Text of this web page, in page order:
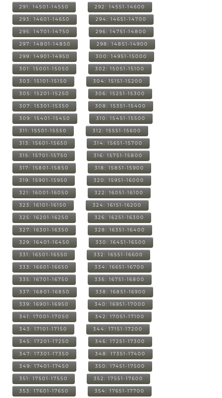
291: 14501-14550 292: 14551-14600
293: 14601-14650 294: 14651-14700
295: 14701-14750 296: 14751-14800
297: 14801-14850 298: 14851-14900
299: 14901-14950 300: 14951-15000
301: 15001-15050 302: 15051-15100
303: 15101-15150 304: 15151-15200
305: 15201-15250 306: 15251-15300
307: 15301-15350 308: 15351-15400
309: 15401-15450 310: 15451-15500
311: 15501-15550 312: 15551-15600
313: 15601-15650 314: 15651-15700
315: 15701-15750 316: 15751-15800
317: 15801-15850 318: 15851-15900
319: 15901-15950 320: 15951-16000
321: 16001-16050 322: 16051-16100
323: 16101-16150 324: 16151-16200
325: 16201-16250 326: 16251-16300
327: 16301-16350 328: 16351-16400
329: 16401-16450 330: 16451-16500
331: 16501-16550 332: 16551-16600
333: 16601-16650 334: 16651-16700
335: 16701-16750 336: 16751-16800
337: 16801-16850 338: 16851-16900
339: 16901-16950 340: 16951-17000
341: 17001-17050 342: 17051-17100
343: 17101-17150 344: 17151-17200
345: 17201-17250 346: 17251-17300
347: 17301-17350 348: 17351-17400
349: 17401-17450 350: 17451-17500
351: 17501-17550 352: 17551-17600
353: 17601-17650 354: 17651-17700